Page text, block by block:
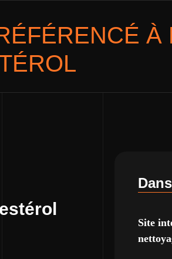
À
Site